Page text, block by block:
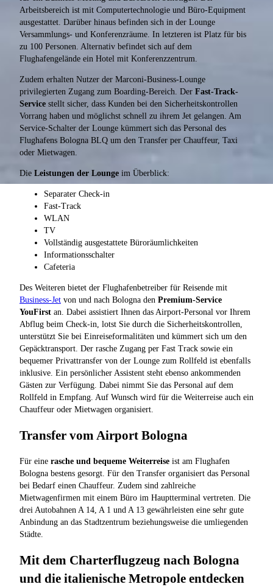
Arbeitsbereich ist mit Computertechnologie und Büro-Equipment
ausgestattet. Darüber hinaus befinden sich in der Lounge
Versammlungs- und Konferenzräume. In letzteren ist Platz für bis
zu 100 Personen. Alternativ befindet sich auf dem
Flughafengelände ein Hotel mit Konferenzzentrum.
Zudem erhalten Nutzer der Marconi-Business-Lounge
privilegierten Zugang zum Boarding-Bereich. Der Fast-Track-
Service stellt sicher, dass Kunden bei den Sicherheitskontrollen
Vorrang haben und möglichst schnell zu ihrem Jet gelangen. Am
Service-Schalter der Lounge kümmert sich das Personal des
Flughafens Bologna BLQ um den Transfer per Chauffeur, Taxi
oder Mietwagen.
Die Leistungen der Lounge im Überblick:
Separater Check-in
Fast-Track
WLAN
TV
Vollständig ausgestattete Büroräumlichkeiten
Informationsschalter
Cafeteria
Des Weiteren bietet der Flughafenbetreiber für Reisende mit
Business-Jet von und nach Bologna den Premium-Service
YouFirst an. Dabei assistiert Ihnen das Airport-Personal vor Ihrem
Abflug beim Check-in, lotst Sie durch die Sicherheitskontrollen,
unterstützt Sie bei Einreiseformalitäten und kümmert sich um den
Gepäcktransport. Der rasche Zugang per Fast Track sowie ein
bequemer Privattransfer von der Lounge zum Rollfeld ist ebenfalls
inklusive. Ein persönlicher Assistent steht ebenso ankommenden
Gästen zur Verfügung. Dabei nimmt Sie das Personal auf dem
Rollfeld in Empfang. Auf Wunsch wird für die Weiterreise auch ein
Chauffeur oder Mietwagen organisiert.
Transfer vom Airport Bologna
Für eine rasche und bequeme Weiterreise ist am Flughafen
Bologna bestens gesorgt. Für den Transfer organisiert das Personal
bei Bedarf einen Chauffeur. Zudem sind zahlreiche
Mietwagenfirmen mit einem Büro im Hauptterminal vertreten. Die
drei Autobahnen A 14, A 1 und A 13 gewährleisten eine sehr gute
Anbindung an das Stadtzentrum beziehungsweise die umliegenden
Städte.
Mit dem Charterflugzeug nach Bologna
und die italienische Metropole entdecken